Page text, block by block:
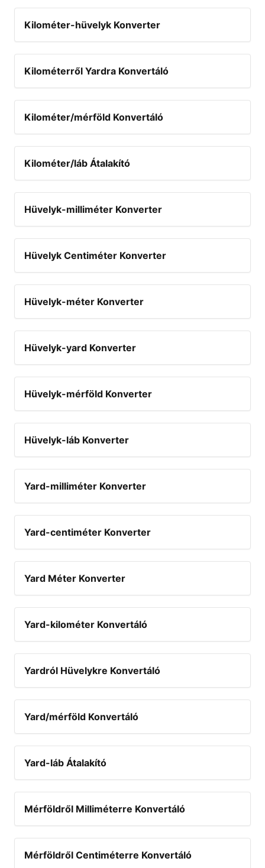
Kilométer-hüvelyk Konverter
Kilométerről Yardra Konvertáló
Kilométer/mérföld Konvertáló
Kilométer/láb Átalakító
Hüvelyk-milliméter Konverter
Hüvelyk Centiméter Konverter
Hüvelyk-méter Konverter
Hüvelyk-yard Konverter
Hüvelyk-mérföld Konverter
Hüvelyk-láb Konverter
Yard-milliméter Konverter
Yard-centiméter Konverter
Yard Méter Konverter
Yard-kilométer Konvertáló
Yardról Hüvelykre Konvertáló
Yard/mérföld Konvertáló
Yard-láb Átalakító
Mérföldről Milliméterre Konvertáló
Mérföldről Centiméterre Konvertáló